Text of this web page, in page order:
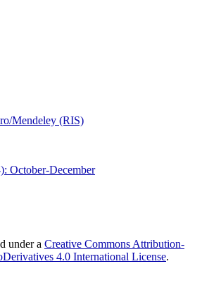
Mendeley (RIS)
October-December
under a Creative Commons Attribution-
4.0 International License.